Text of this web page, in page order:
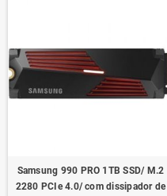
Samsung 990 PRO 1TB SSD/ M.2
2280 PCIe 4.0/ com dissipador de